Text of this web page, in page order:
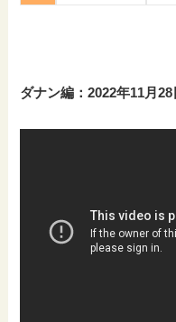
ダナン編：2022年11月28